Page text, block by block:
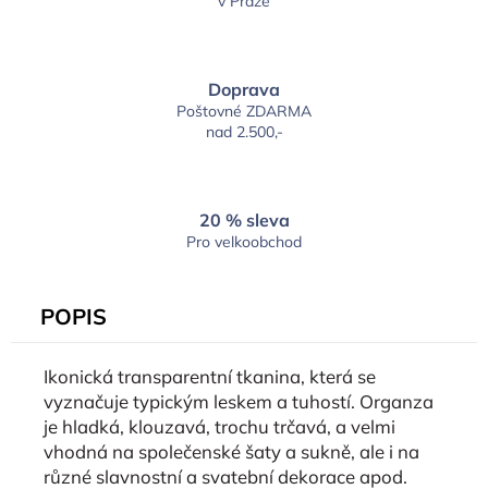
Doprava
Poštovné ZDARMA
nad 2.500,-
20 % sleva
Pro velkoobchod
POPIS
Ikonická transparentní tkanina, která se
vyznačuje typickým leskem a tuhostí. Organza
je hladká, klouzavá, trochu trčavá, a velmi
vhodná na společenské šaty a sukně, ale i na
různé slavnostní a svatební dekorace apod.